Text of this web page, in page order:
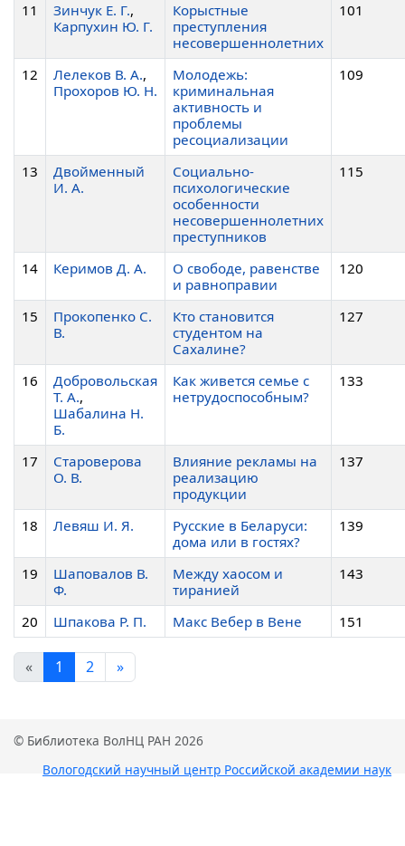
11 Зинчук Е. Г.,
Карпухин Ю. Г.
Корыстные
преступления
несовершеннолетних
101
12 Лелеков В. А.,
Прохоров Ю. Н.
Молодежь:
криминальная
активность и
проблемы
ресоциализации
109
13
Двойменный
И. А.
Социально-
психологические
особенности
несовершеннолетних
преступников
115
14 Керимов Д. А.
О свободе, равенстве
и равноправии
120
15
Прокопенко С.
В.
Кто становится
студентом на
Сахалине?
127
16
Добровольская
Т. А.,
Шабалина Н.
Б.
Как живется семье с
нетрудоспособным?
133
17
Староверова
О. В.
Влияние рекламы на
реализацию
продукции
137
18 Левяш И. Я.
Русские в Беларуси:
дома или в гостях?
139
19
Шаповалов В.
Ф.
Между хаосом и
тиранией
143
20 Шпакова Р. П. Макс Вебер в Вене 151
« 1 2 »
© Библиотека ВолНЦ РАН 2026
Вологодский научный центр Российской академии наук